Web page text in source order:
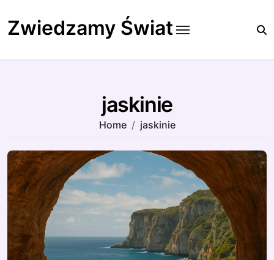
to
content
Zwiedzamy Świat
jaskinie
Home jaskinie